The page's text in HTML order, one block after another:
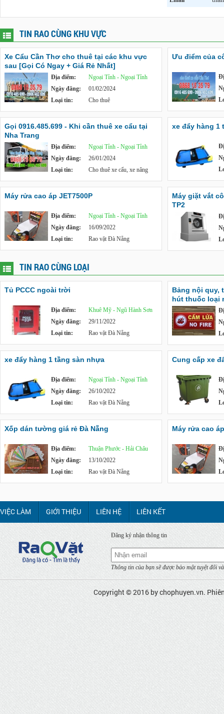
TIN RAO CÙNG KHU VỰC
Xe Cẩu Cần Thơ cho thuê tại các khu vực
sau [Gọi Có Ngay + Giá Rẻ Nhất]
Địa điểm:
Ngoại Tỉnh - Ngoại Tỉnh
Ngày đăng:
01/02/2024
Loại tin:
Cho thuê
Ưu điểm của
Gọi 0916.485.699 - Khi cần thuê xe cẩu tại
Nha Trang
Địa điểm:
Ngoại Tỉnh - Ngoại Tỉnh
Ngày đăng:
26/01/2024
Loại tin:
Cho thuê xe cẩu, xe nâng
xe đẩy hàng 1
Máy rửa cao áp JET7500P
Địa điểm:
Ngoại Tỉnh - Ngoại Tỉnh
Ngày đăng:
16/09/2022
Loại tin:
Rao vặt Đà Nẵng
Máy giặt vắt
TP2
TIN RAO CÙNG LOẠI
Tủ PCCC ngoài trời
Địa điểm:
Khuê Mỹ - Ngũ Hành Sơn
Ngày đăng:
29/11/2022
Loại tin:
Rao vặt Đà Nẵng
Bảng nội quy,
hút thuốc loại
xe đẩy hàng 1 tầng sàn nhựa
Địa điểm:
Ngoại Tỉnh - Ngoại Tỉnh
Ngày đăng:
26/10/2022
Loại tin:
Rao vặt Đà Nẵng
Cung cấp xe
Xốp dán tường giá rẻ Đà Nẵng
Địa điểm:
Thuận Phước - Hải Châu
Ngày đăng:
13/10/2022
Loại tin:
Rao vặt Đà Nẵng
Máy rửa cao
VIỆC LÀM GIỚI THIỆU LIÊN HỆ LIÊN KẾT
Đăng ký nhận thông tin
Thông tin của bạn sẽ được bảo mật tuyệt đối
Copyright © 2016 bychophuyen.vn.